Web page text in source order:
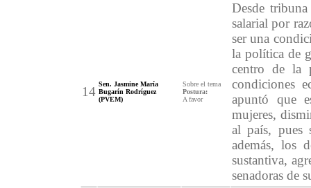
14
Sen. Jasmine María
Bugarín Rodríguez
(PVEM)
Sobre el tema
Postura:
A favor
Desde
salarial por
ser una
la política de
centro de la
condiciones
apuntó que
mujeres,
al país, pues
además, los
sustantiva,
senadoras de